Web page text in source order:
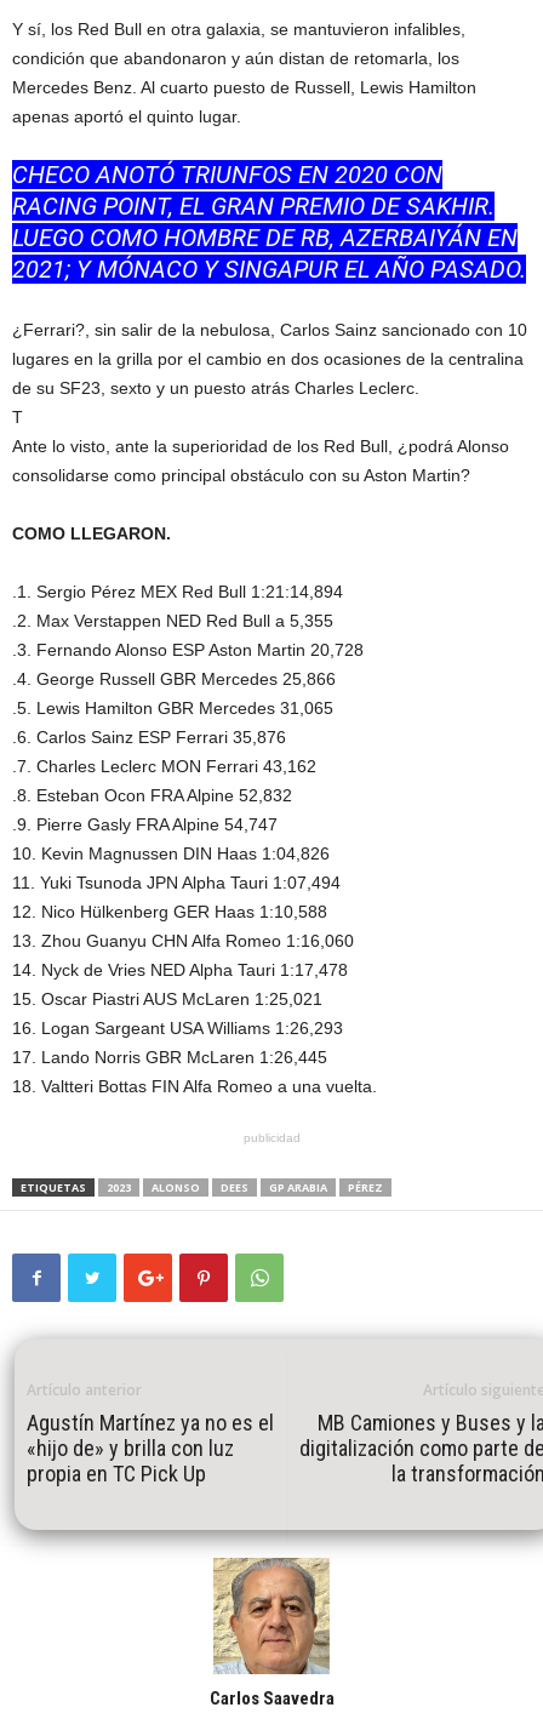
Y sí, los Red Bull en otra galaxia, se mantuvieron infalibles,
condición que abandonaron y aún distan de retomarla, los
Mercedes Benz. Al cuarto puesto de Russell, Lewis Hamilton
apenas aportó el quinto lugar.
CHECO ANOTÓ TRIUNFOS EN 2020 CON
RACING POINT, EL GRAN PREMIO DE SAKHIR.
LUEGO COMO HOMBRE DE RB, AZERBAIYÁN EN
2021; Y MÓNACO Y SINGAPUR EL AÑO PASADO.
¿Ferrari?, sin salir de la nebulosa, Carlos Sainz sancionado con 10
lugares en la grilla por el cambio en dos ocasiones de la centralina
de su SF23, sexto y un puesto atrás Charles Leclerc.
T
Ante lo visto, ante la superioridad de los Red Bull, ¿podrá Alonso
consolidarse como principal obstáculo con su Aston Martin?
COMO LLEGARON.
.1. Sergio Pérez MEX Red Bull 1:21:14,894
.2. Max Verstappen NED Red Bull a 5,355
.3. Fernando Alonso ESP Aston Martin 20,728
.4. George Russell GBR Mercedes 25,866
.5. Lewis Hamilton GBR Mercedes 31,065
.6. Carlos Sainz ESP Ferrari 35,876
.7. Charles Leclerc MON Ferrari 43,162
.8. Esteban Ocon FRA Alpine 52,832
.9. Pierre Gasly FRA Alpine 54,747
10. Kevin Magnussen DIN Haas 1:04,826
11. Yuki Tsunoda JPN Alpha Tauri 1:07,494
12. Nico Hülkenberg GER Haas 1:10,588
13. Zhou Guanyu CHN Alfa Romeo 1:16,060
14. Nyck de Vries NED Alpha Tauri 1:17,478
15. Oscar Piastri AUS McLaren 1:25,021
16. Logan Sargeant USA Williams 1:26,293
17. Lando Norris GBR McLaren 1:26,445
18. Valtteri Bottas FIN Alfa Romeo a una vuelta.
publicidad
ETIQUETAS 2023 ALONSO DEES GP ARABIA PÉREZ
Artículo anterior
Agustín Martínez ya no es el
«hijo de» y brilla con luz
propia en TC Pick Up
Artículo
MB Camiones y Buses y
digitalización como parte
la
Carlos Saavedra